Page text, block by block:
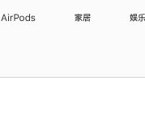
AirPods 家居 娱乐